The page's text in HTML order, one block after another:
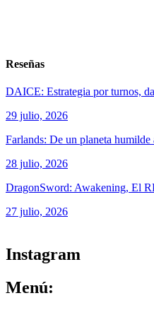
Reseñas
DAICE: Estrategia por turnos,
29 julio, 2026
Farlands: De un planeta humilde
28 julio, 2026
DragonSword: Awakening, El
27 julio, 2026
Instagram
Menú: